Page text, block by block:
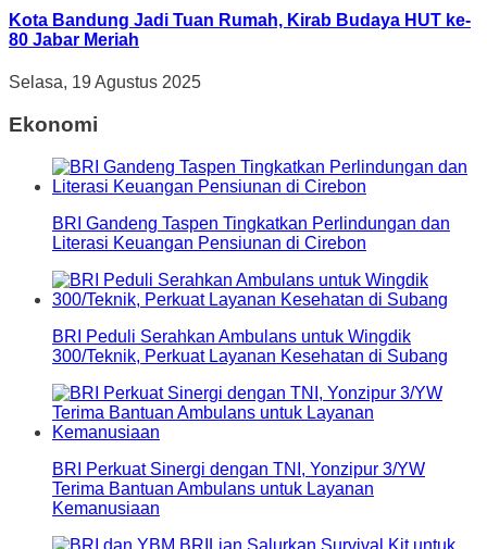
Kota Bandung Jadi Tuan Rumah, Kirab Budaya HUT ke-
80 Jabar Meriah
Selasa, 19 Agustus 2025
Ekonomi
BRI Gandeng Taspen Tingkatkan Perlindungan dan
Literasi Keuangan Pensiunan di Cirebon
BRI Peduli Serahkan Ambulans untuk Wingdik
300/Teknik, Perkuat Layanan Kesehatan di Subang
BRI Perkuat Sinergi dengan TNI, Yonzipur 3/YW
Terima Bantuan Ambulans untuk Layanan
Kemanusiaan